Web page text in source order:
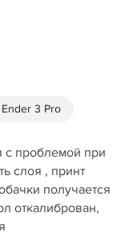
Ender 3 Pro
с проблемой при
слоя , принт
получается
откалиброван,